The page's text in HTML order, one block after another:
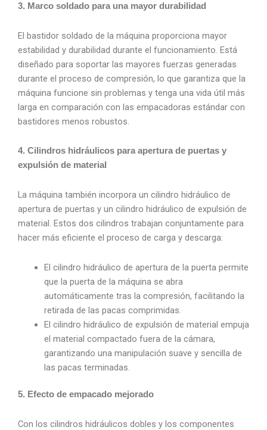
3. Marco soldado para una mayor durabilidad
El bastidor soldado de la máquina proporciona mayor
estabilidad y durabilidad durante el funcionamiento. Está
diseñado para soportar las mayores fuerzas generadas
durante el proceso de compresión, lo que garantiza que la
máquina funcione sin problemas y tenga una vida útil más
larga en comparación con las empacadoras estándar con
bastidores menos robustos.
4. Cilindros hidráulicos para apertura de puertas y
expulsión de material
La máquina también incorpora un cilindro hidráulico de
apertura de puertas y un cilindro hidráulico de expulsión de
material. Estos dos cilindros trabajan conjuntamente para
hacer más eficiente el proceso de carga y descarga:
El cilindro hidráulico de apertura de la puerta permite
que la puerta de la máquina se abra
automáticamente tras la compresión, facilitando la
retirada de las pacas comprimidas.
El cilindro hidráulico de expulsión de material empuja
el material compactado fuera de la cámara,
garantizando una manipulación suave y sencilla de
las pacas terminadas.
5. Efecto de empacado mejorado
Con los cilindros hidráulicos dobles y los componentes